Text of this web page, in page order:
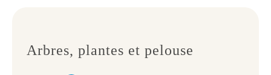
Arbres, plantes et pelouse